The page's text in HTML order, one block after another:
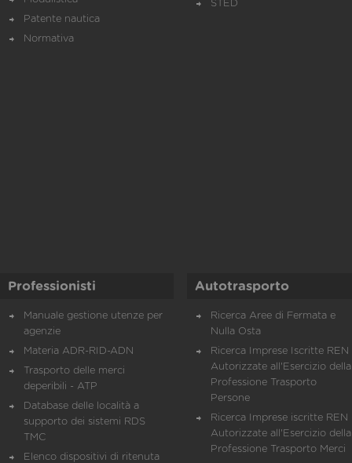
Patente nautica
Normativa
STED
Professionisti
Manuale gestione utenze per
agenzie
Materia ADR-RID-ADN
Trasporto delle merci
deperibili - ATP
Database delle località a
supporto dei sistemi RDS
TMC
Elenco dispositivi di ritenuta
Autotrasporto
Ricerca Aree di Fermata e
Nulla Osta
Ricerca Imprese Iscritte REN
Autorizzate all'Esercizio della
Professione Trasporto
Persone
Ricerca Imprese iscritte REN
Autorizzate all'Esercizio della
Professione Trasporto Merci